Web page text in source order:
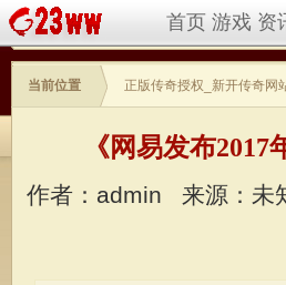
首页 游戏 资
当前位置 正版传奇授权_新开传奇网
《网易发布
作者：admin 来源：未